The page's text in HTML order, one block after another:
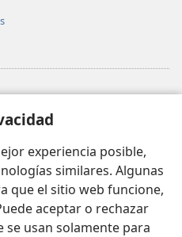
experiencia posible,
similares. Algunas
que el sitio web funcione,
aceptar o rechazar
se usan solamente para